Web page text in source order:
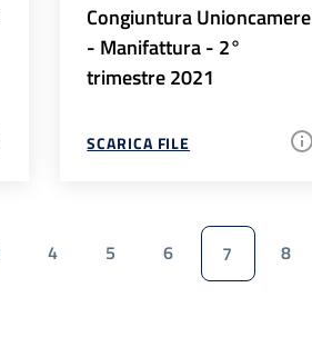
Congiuntura Unioncamere
- Manifattura - 2°
trimestre 2021
SCARICA FILE
4 5 6 7 8